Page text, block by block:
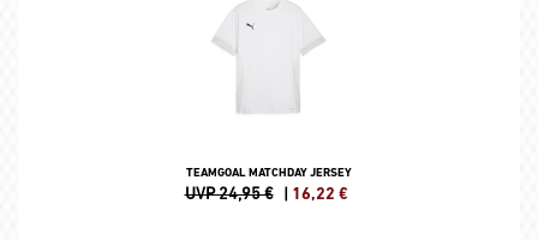
TEAMGOAL MATCHDAY JERSEY
UVP 24,95 € | 16,22 €